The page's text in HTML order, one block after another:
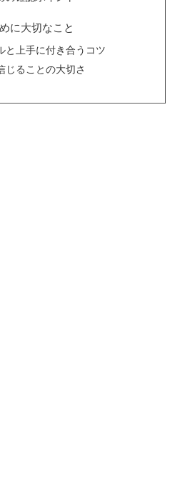
に大切なこと
と上手に付き合うコツ
じることの大切さ